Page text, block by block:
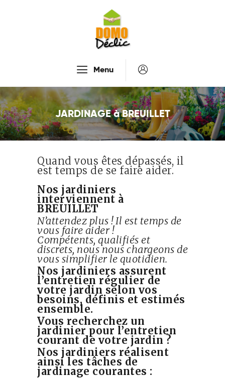
Menu
JARDINAGE à BREUILLET
Accueil
Tarifs
Recrutement
À Propos De Nous
Quand vous êtes dépassés, il
est temps de se faire aider.
Nos jardiniers
interviennent à
BREUILLET
N’attendez plus ! Il est temps de
vous faire aider !
Compétents, qualifiés et
discrets, nous nous chargeons de
vous simplifier le quotidien.
Nos jardiniers assurent
l’entretien régulier de
votre jardin selon vos
besoins, définis et estimés
ensemble.
Vous recherchez un
jardinier pour l’entretien
courant de votre jardin ?
Nos jardiniers réalisent
ainsi les tâches de
jardinage courantes :